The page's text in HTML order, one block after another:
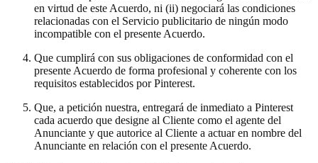
en virtud de este Acuerdo, ni (ii) negociará las condiciones
relacionadas con el Servicio publicitario de ningún modo
incompatible con el presente Acuerdo.
Que cumplirá con sus obligaciones de conformidad con el
presente Acuerdo de forma profesional y coherente con los
requisitos establecidos por Pinterest.
Que, a petición nuestra, entregará de inmediato a Pinterest
cada acuerdo que designe al Cliente como el agente del
Anunciante y que autorice al Cliente a actuar en nombre del
Anunciante en relación con el presente Acuerdo.